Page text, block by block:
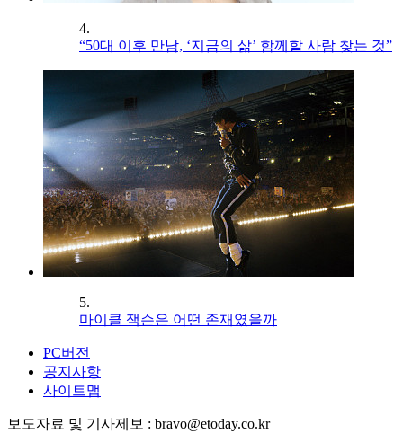
4.
“50대 이후 만남, ‘지금의 삶’ 함께할 사람 찾는 것”
5.
마이클 잭슨은 어떤 존재였을까
PC버전
공지사항
사이트맵
보도자료 및 기사제보 : bravo@etoday.co.kr